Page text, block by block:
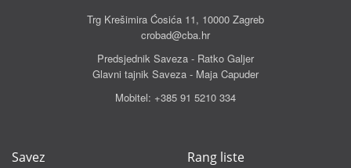
Trg Krešimira Ćosića 11, 10000 Zagreb
crobad@cba.hr
Predsjednik Saveza - Ratko Galjer
Glavni tajnik Saveza - Maja Capuder
Mobitel: +385 91 5210 334
Savez Rang liste